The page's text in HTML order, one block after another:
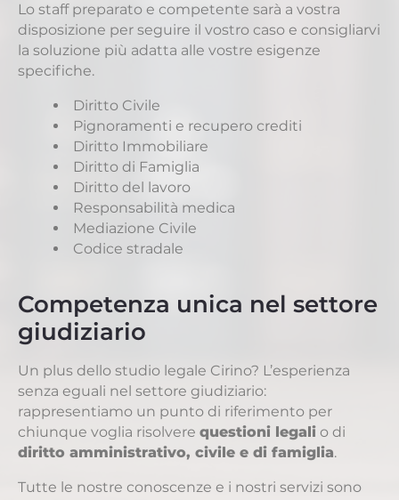
Lo staff preparato e competente sarà a vostra
disposizione per seguire il vostro caso e consigliarvi
la soluzione più adatta alle vostre esigenze
specifiche.
Diritto Civile
Pignoramenti e recupero crediti
Diritto Immobiliare
Diritto di Famiglia
Diritto del lavoro
Responsabilità medica
Mediazione Civile
Codice stradale
Competenza unica nel settore
giudiziario
Un plus dello studio legale Cirino? L’esperienza
senza eguali nel settore giudiziario:
rappresentiamo un punto di riferimento per
chiunque voglia risolvere questioni legali o di
diritto amministrativo, civile e di famiglia.
Tutte le nostre conoscenze e i nostri servizi sono